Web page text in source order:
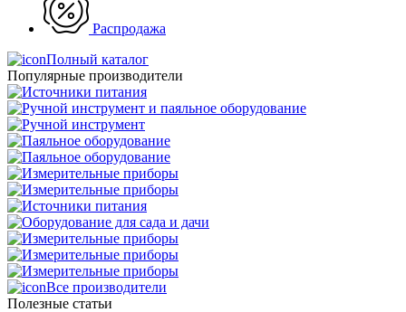
Распродажа
Полный каталог
Популярные производители
Все производители
Полезные статьи